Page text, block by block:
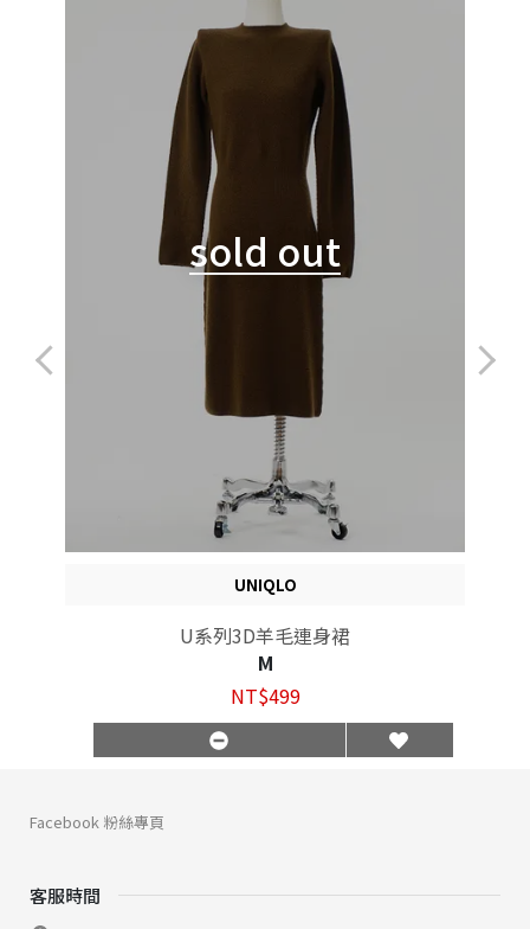
sold out
UNIQLO
U系列3D羊毛連身裙
M
NT$499
客服時間
Facebook 粉絲專頁